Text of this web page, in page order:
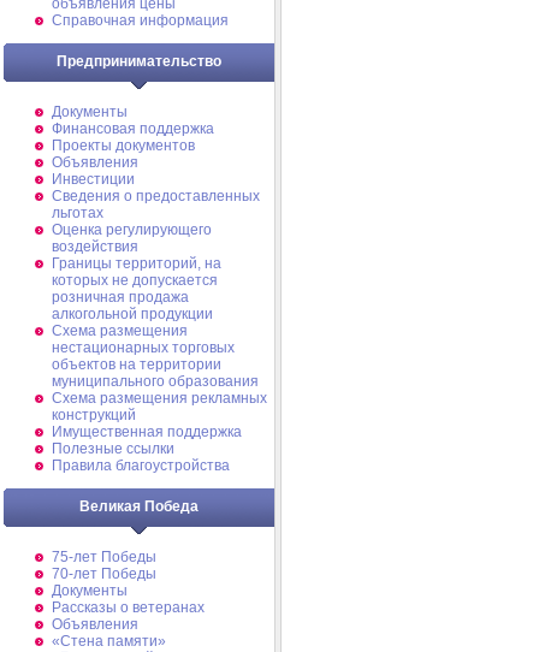
объявления цены
Справочная информация
Предпринимательство
Документы
Финансовая поддержка
Проекты документов
Объявления
Инвестиции
Сведения о предоставленных
льготах
Оценка регулирующего
воздействия
Границы территорий, на
которых не допускается
розничная продажа
алкогольной продукции
Схема размещения
нестационарных торговых
объектов на территории
муниципального образования
Схема размещения рекламных
конструкций
Имущественная поддержка
Полезные ссылки
Правила благоустройства
Великая Победа
75-лет Победы
70-лет Победы
Документы
Рассказы о ветеранах
Объявления
«Стена памяти»